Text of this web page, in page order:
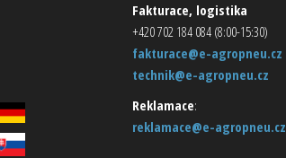
Fakturace, logistika
+420 702 184 084 (8:00-15:30)
fakturace@e-agropneu.cz
technik@e-agropneu.cz
Reklamace:
reklamace@e-agropneu.cz